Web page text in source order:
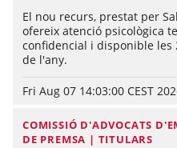
El nou recurs, prestat per
ofereix atenció psicològica
confidencial i disponible les
de l'any.
Fri Aug 07 14:03:00 CEST
COMISSIÓ D'ADVOCATS
DE PREMSA | TITULARS